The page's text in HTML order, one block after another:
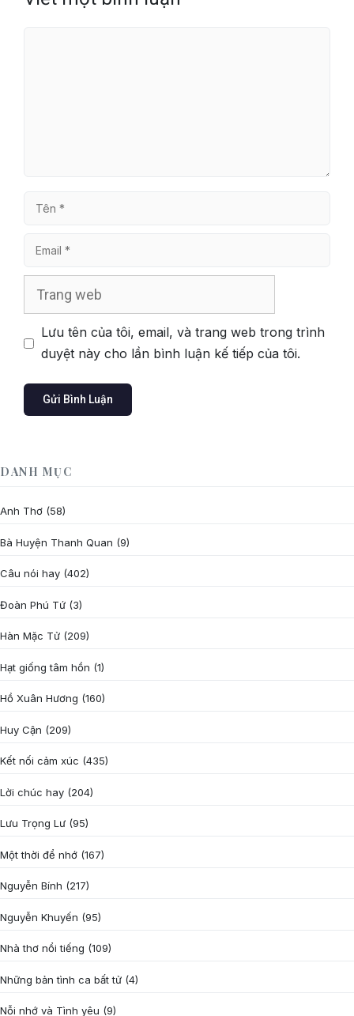
Tên
Email
Lưu tên của tôi, email, và trang web trong trình
duyệt này cho lần bình luận kế tiếp của tôi.
DANH MỤC
Anh Thơ (58)
Bà Huyện Thanh Quan (9)
Câu nói hay (402)
Đoàn Phú Tứ (3)
Hàn Mặc Tử (209)
Hạt giống tâm hồn (1)
Hồ Xuân Hương (160)
Huy Cận (209)
Kết nối cảm xúc (435)
Lời chúc hay (204)
Lưu Trọng Lư (95)
Một thời để nhớ (167)
Nguyễn Bính (217)
Nguyễn Khuyến (95)
Nhà thơ nổi tiếng (109)
Những bản tình ca bất tử (4)
Nỗi nhớ và Tình yêu (9)